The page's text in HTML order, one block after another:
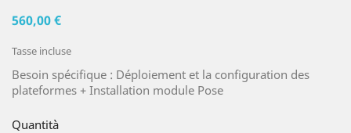
560,00 €
Tasse incluse
Besoin spécifique : Déploiement et la configuration des
plateformes + Installation module Pose
Quantità